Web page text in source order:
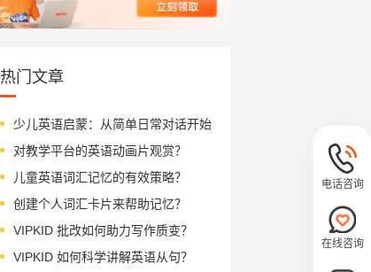
热门文章
少儿英语启蒙：从简单日常对话开始
对教学平台的英语动画片观赏？
儿童英语词汇记忆的有效策略？
创建个人词汇卡片来帮助记忆？
VIPKID 批改如何助力写作质变？
VIPKID 如何科学讲解英语从句？
电话咨询
在线咨询